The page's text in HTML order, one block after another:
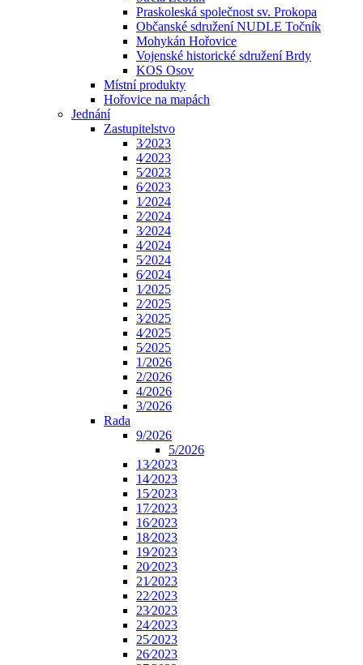
Praskoleská společnost sv. Prokopa
Občanské sdružení NUDLE Točník
Mohykán Hořovice
Vojenské historické sdružení Brdy
KOS Osov
Místní produkty
Hořovice na mapách
Jednání
Zastupitelstvo
3⁄2023
4⁄2023
5⁄2023
6⁄2023
1⁄2024
2⁄2024
3⁄2024
4⁄2024
5⁄2024
6⁄2024
1⁄2025
2⁄2025
3⁄2025
4⁄2025
5⁄2025
1/2026
2/2026
4/2026
3/2026
Rada
9/2026
5/2026
13⁄2023
14⁄2023
15⁄2023
17⁄2023
16⁄2023
18⁄2023
19⁄2023
20⁄2023
21⁄2023
22⁄2023
23⁄2023
24⁄2023
25⁄2023
26⁄2023